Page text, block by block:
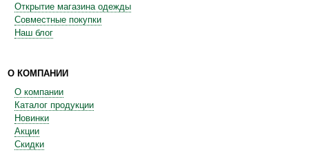
Открытие магазина одежды
Совместные покупки
Наш блог
О КОМПАНИИ
О компании
Каталог продукции
Новинки
Акции
Скидки